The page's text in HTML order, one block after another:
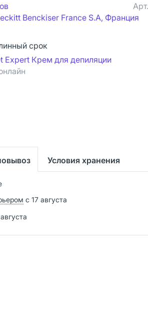
Арт.
Benckiser France S.A, Франция
срок
Expert Крем для депиляции
Условия хранения
с 17 августа